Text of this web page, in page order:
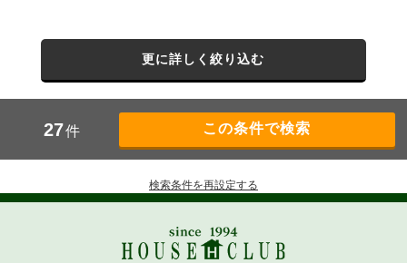
更に詳しく絞り込む
27件
検索条件を再設定する